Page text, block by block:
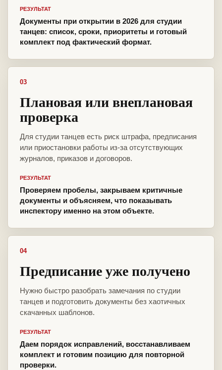
РЕЗУЛЬТАТ
Документы при открытии в 2026 для студии
танцев: список, сроки, приоритеты и готовый
комплект под фактический формат.
03
Плановая или внеплановая
проверка
Для студии танцев есть риск штрафа, предписания
или приостановки работы из-за отсутствующих
журналов, приказов и договоров.
РЕЗУЛЬТАТ
Проверяем пробелы, закрываем критичные
документы и объясняем, что показывать
инспектору именно на этом объекте.
04
Предписание уже получено
Нужно быстро разобрать замечания по студии
танцев и подготовить документы без хаотичных
скачанных шаблонов.
РЕЗУЛЬТАТ
Даем порядок исправлений, восстанавливаем
комплект и готовим позицию для повторной
проверки.